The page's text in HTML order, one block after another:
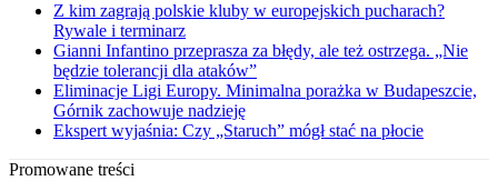
Z kim zagrają polskie kluby w europejskich pucharach?
Rywale i terminarz
Gianni Infantino przeprasza za błędy, ale też ostrzega. „Nie
będzie tolerancji dla ataków”
Eliminacje Ligi Europy. Minimalna porażka w Budapeszcie,
Górnik zachowuje nadzieję
Ekspert wyjaśnia: Czy „Staruch” mógł stać na płocie
Promowane treści